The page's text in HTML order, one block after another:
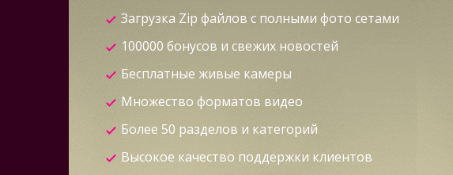
Загрузка Zip файлов с полными фото сетами
100000 бонусов и свежих новостей
Бесплатные живые камеры
Множество форматов видео
Более 50 разделов и категорий
Высокое качество поддержки клиентов